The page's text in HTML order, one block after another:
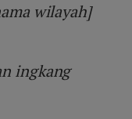
wilayah]
ingkang